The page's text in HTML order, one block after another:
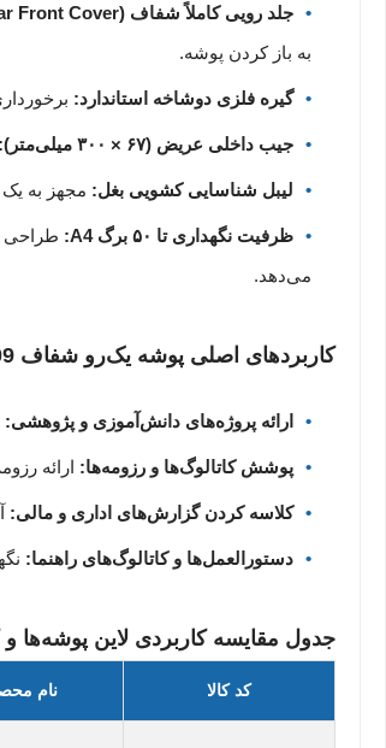
جلد رویی کاملاً شفاف (Clear Front Cover):
به باز کردن پوشه.
گیره فلزی دوشاخه استاندارد:
جیب داخلی عریض (۶۷ × ۳۰۰ میلی‌متر):
لیبل شناسایی کشویی بغل: مجهز به
ظرفیت نگهداری تا ۵۰ برگ A4:
می‌دهد.
کاربردهای اصلی پوشه یک‌رو شفاف A4-109 پاپکو
ارائه پروژه‌های دانش‌آموزی و پژوهشی:
پوشش کاتالوگ‌ها و رزومه‌ها: ارائه
کلاسه کردن گزارش‌های اداری و مالی:
دستورالعمل‌ها و کاتالوگ‌های راهنما:
جدول مقایسه کاربردی لاین پوشه‌ها و
کد کالا نام